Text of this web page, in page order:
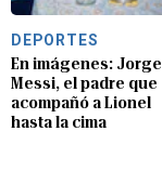
DEPORTES
En imágenes: Jorge
Messi, el padre que
acompañó a Lionel
hasta la cima